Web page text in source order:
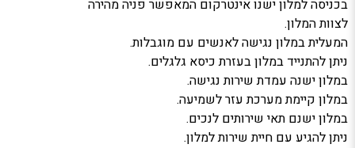
בכניסה למלון ישנו אינטרקום המאפשר פניה מהירה
לצוות המלון.
המעלית במלון נגישה לאנשים עם מוגבלות.
ניתן להתנייד במלון בעזרת כיסא גלגלים.
במלון ישנה עמדת שירות נגישה.
במלון קיימת מערכת עזר לשמיעה.
במלון ישנם תאי שירותים לנכים.
ניתן להגיע עם חיית שירות למלון.